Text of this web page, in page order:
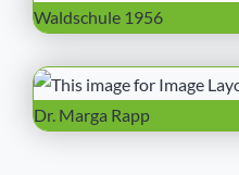
Waldschule 1956
Dr. Marga Rapp